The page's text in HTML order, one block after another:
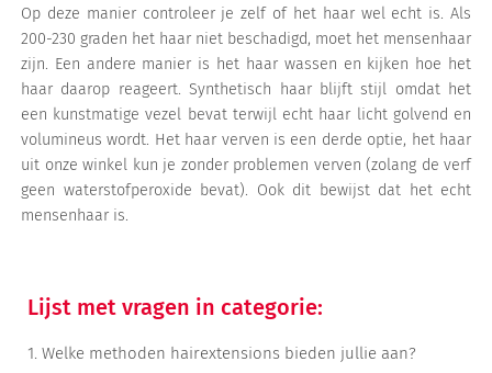
Op deze manier controleer je zelf of het haar wel echt is. Als
200-230 graden het haar niet beschadigd, moet het mensenhaar
zijn. Een andere manier is het haar wassen en kijken hoe het
haar daarop reageert. Synthetisch haar blijft stijl omdat het
een kunstmatige vezel bevat terwijl echt haar licht golvend en
volumineus wordt. Het haar verven is een derde optie, het haar
uit onze winkel kun je zonder problemen verven (zolang de verf
geen waterstofperoxide bevat). Ook dit bewijst dat het echt
mensenhaar is.
Lijst met vragen in categorie:
1. Welke methoden hairextensions bieden jullie aan?